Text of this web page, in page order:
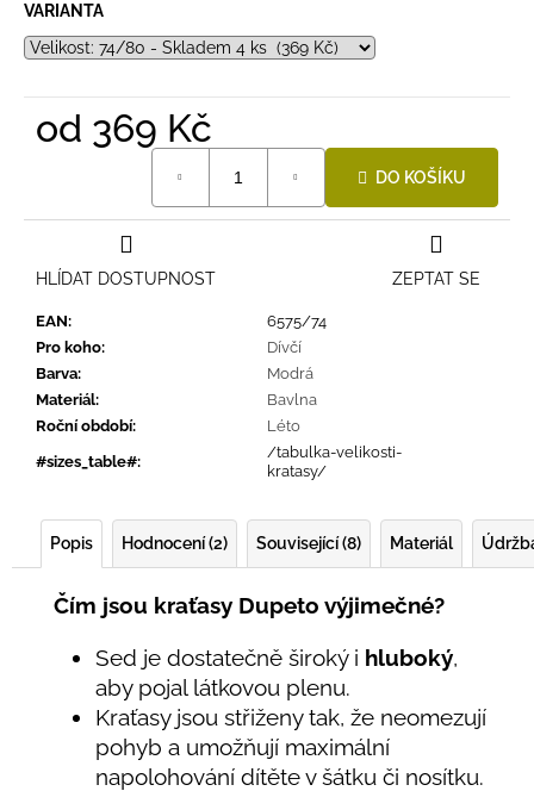
VARIANTA
od 369 Kč
DO KOŠÍKU
EAN:
6575/74
Pro koho:
Dívčí
Barva:
Modrá
Materiál:
Bavlna
Roční období:
Léto
#sizes_table#:
/tabulka-velikosti-
kratasy/
ZEPTAT SE
HLÍDAT DOSTUPNOST
Popis Hodnocení (2) Související (8) Materiál
Čím jsou kraťasy Dupeto výjimečné?
Sed je dostatečně široký i hluboký,
aby pojal látkovou plenu.
Kraťasy jsou střiženy tak, že neomezují
pohyb a umožňují maximální
napolohování dítěte v šátku či nosítku.
LETNÍ
RYCHLESCHNOUCÍ
TYRKYSOVÉ
KORÁLKY
695